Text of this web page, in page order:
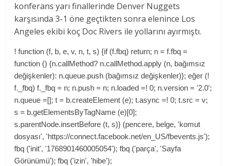
konferans yarı finallerinde Denver Nuggets
karşısında 3-1 öne geçtikten sonra elenince Los
Angeles ekibi koç Doc Rivers ile yollarını ayırmıştı.
! function (f, b, e, v, n, t, s) {if (f.fbq) return; n = f.fbq =
function () {n.callMethod? n.callMethod.apply (n, bağımsız
değişkenler): n.queue.push (bağımsız değişkenler)}; eğer (!
f._fbq) f._fbq = n; n.push = n; n.loaded =! 0; n.version = '2.0';
n.queue =[]; t = b.createElement (e); t.async =! 0; t.src = v;
s = b.getElementsByTagName (e)[0];
s.parentNode.insertBefore (t, s)} (pencere, belge, 'komut
dosyası', 'https://connect.facebook.net/en_US/fbevents.js');
fbq ('init', '1768901460005054'); fbq ('parça', 'Sayfa
Görünümü'); fbq ('izin', 'hibe');